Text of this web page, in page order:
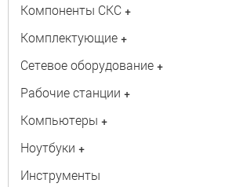
Компоненты СКС +
Комплектующие +
Сетевое оборудование +
Рабочие станции +
Компьютеры +
Ноутбуки +
Инструменты